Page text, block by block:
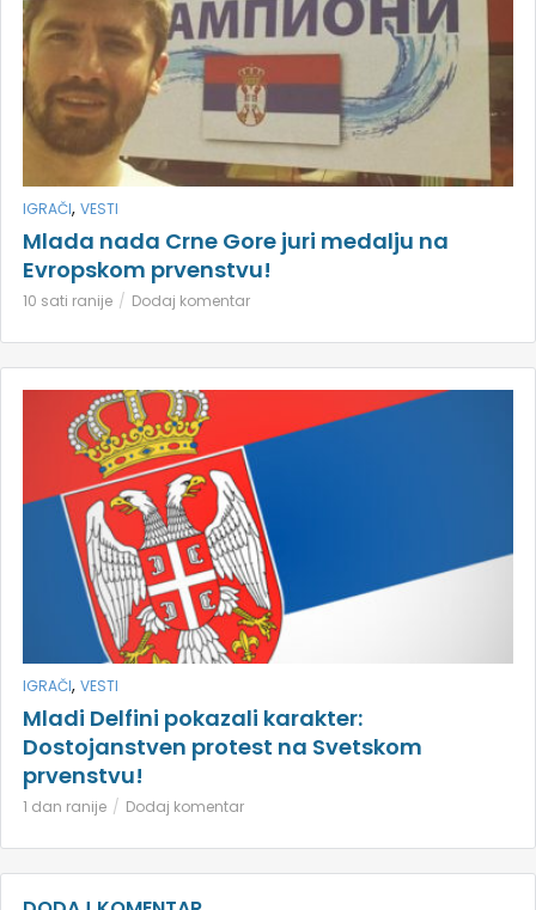
IGRAČI, VESTI
Mlada nada Crne Gore juri medalju na
Evropskom prvenstvu!
10 sati ranije Dodaj komentar
IGRAČI, VESTI
Mladi Delfini pokazali karakter:
Dostojanstven protest na Svetskom
prvenstvu!
1 dan ranije Dodaj komentar